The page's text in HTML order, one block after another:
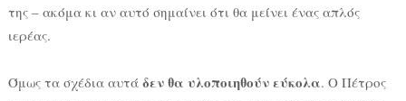
της – ακόμα κι αν αυτό σημαίνει ότι θα μείνει ένας απλός
ιερέας.
Όμως τα σχέδια αυτά δεν θα υλοποιηθούν εύκολα. Ο Πέτρος